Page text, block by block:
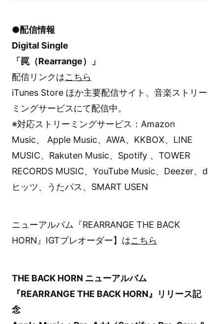
●配信情報
Digital Single
「罠（Rearrange）」
配信リンクはこちら
iTunes Store ほか主要配信サイト、音楽ストリー
ミングサービスにて配信中。
※対応ストリーミングサービス：Amazon
Music、 Apple Music、AWA、KKBOX、LINE
MUSIC、Rakuten Music、Spotify 、TOWER
RECORDS MUSIC、YouTube Music、Deezer、d
ヒッツ、うたパス、SMART USEN
ニューアルバム『REARRANGE THE BACK
HORN』IGTプレオーダー】はこちら
THE BACK HORN ニューアルバム
『REARRANGE THE BACK HORN』リリース記
念